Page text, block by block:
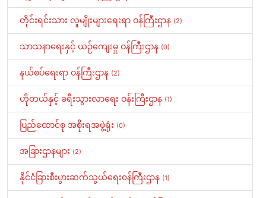
တိုင်းရင်းသား လူမျိုးများရေးရာ ဝန်ကြီးဌာန (2)
သာသနာရေးနှင့် ယဉ်ကျေးမှု ဝန်ကြီးဌာန (0)
နယ်စပ်ရေးရာ ဝန်ကြီးဌာန (2)
ဟိုတယ်နှင့် ခရီးသွားလာရေး ဝန်းကြီးဌာန (1)
ပြည်ထောင်စု အစိုးရအဖွဲ့ရုံး (0)
အခြားဌာနများ (2)
နိုင်ငံခြားစီးပွားဆက်သွယ်ရေး၀န်ကြီးဌာန (1)